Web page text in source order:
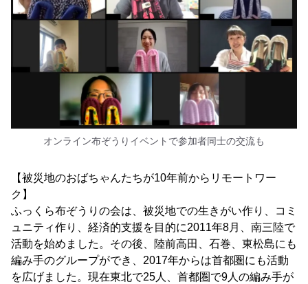
オンライン布ぞうりイベントで参加者同士の交流も
【被災地のおばちゃんたちが10年前からリモートワー
ク】
ふっくら布ぞうりの会は、被災地での生きがい作り、コミ
ュニティ作り、経済的支援を目的に2011年8月、南三陸で
活動を始めました。その後、陸前高田、石巻、東松島にも
編み手のグループができ、2017年からは首都圏にも活動
を広げました。現在東北で25人、首都圏で9人の編み手が